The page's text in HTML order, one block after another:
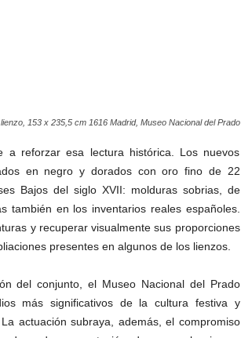
153 x 235,5 cm 1616 Madrid, Museo Nacional del Prado
a reforzar esa lectura histórica. Los nuevos
en negro y dorados con oro fino de 22
Bajos del siglo XVII: molduras sobrias, de
también en los inventarios reales españoles.
y recuperar visualmente sus proporciones
presentes en algunos de los lienzos.
del conjunto, el Museo Nacional del Prado
más significativos de la cultura festiva y
actuación subraya, además, el compromiso